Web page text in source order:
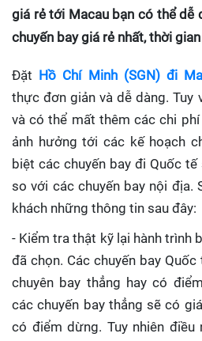
giá rẻ tới Macau bạn có thể dễ
chuyến bay giá rẻ nhất, thời
Đặt Hồ Chí Minh (SGN) đi
thực đơn giản và dễ dàng. Tuy
và có thể mất thêm các chi
ảnh hưởng tới các kế hoạch
biệt các chuyến bay đi Quốc
so với các chuyến bay nội địa.
khách những thông tin sau đây:
- Kiểm tra thật kỹ lại hành trình
đã chọn. Các chuyến bay
chuyên bay thẳng hay có
các chuyến bay thẳng sẽ có
có điểm dừng. Tuy nhiên điều